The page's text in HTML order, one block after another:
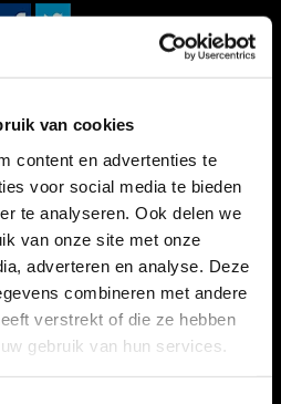
van cookies
content en advertenties te
voor social media te bieden
te analyseren. Ook delen we
van onze site met onze
adverteren en analyse. Deze
combineren met andere
verstrekt of die ze hebben
gebruik van hun services.